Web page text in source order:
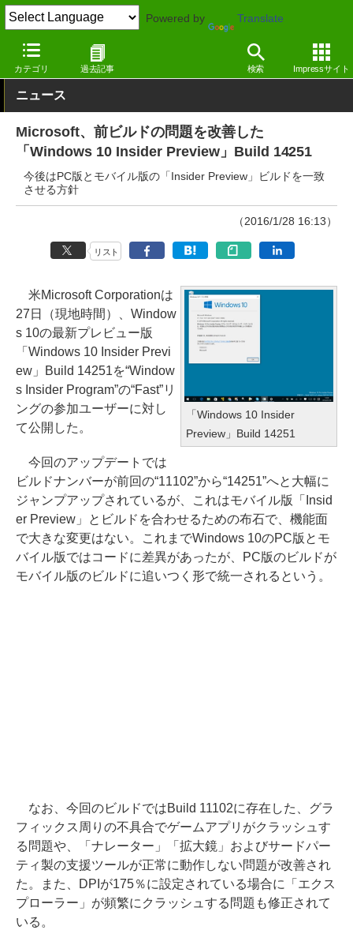
Powered by Translate
カテゴリ 過去記事 検索 Impressサイト
窓の杜 その他の話題
ニュース
Microsoft、前ビルドの問題を改善した
「Windows 10 Insider Preview」Build 14251
今後はPC版とモバイル版の「Insider Preview」ビルドを一致
させる方針
（2016/1/28 16:13）
リスト
「Windows 10 Insider
Preview」Build 14251
米Microsoft Corporationは
27日（現地時間）、Window
s 10の最新プレビュー版
「Windows 10 Insider Previ
ew」Build 14251を“Window
s Insider Program”の“Fast”リ
ングの参加ユーザーに対し
て公開した。
今回のアップデートでは
ビルドナンバーが前回の“11102”から“14251”へと大幅に
ジャンプアップされているが、これはモバイル版「Insid
er Preview」とビルドを合わせるための布石で、機能面
で大きな変更はない。これまでWindows 10のPC版とモ
バイル版ではコードに差異があったが、PC版のビルドが
モバイル版のビルドに追いつく形で統一されるという。
なお、今回のビルドではBuild 11102に存在した、グラ
フィックス周りの不具合でゲームアプリがクラッシュす
る問題や、「ナレーター」「拡大鏡」およびサードパー
ティ製の支援ツールが正常に動作しない問題が改善され
た。また、DPIが175％に設定されている場合に「エクス
プローラー」が頻繁にクラッシュする問題も修正されて
いる。